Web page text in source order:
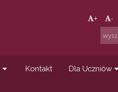
+ -
Kontakt Dla Uczniów